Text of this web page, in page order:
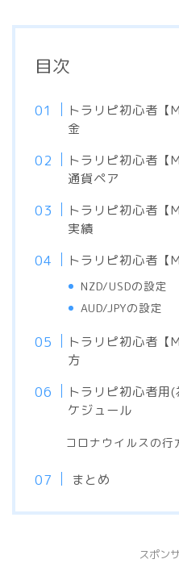
目次
トラリピ初心者【
金
トラリピ初心者【
通貨ペア
トラリピ初心者【
実績
トラリピ初心者【
NZD/USDの設定
AUD/JPYの設定
トラリピ初心者【
方
トラリピ初心者
ケジュール
コロナウイルスの行
まとめ
スポン